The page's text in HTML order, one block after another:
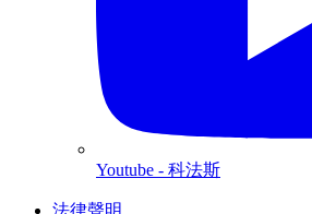
Youtube - 科法斯
法律聲明